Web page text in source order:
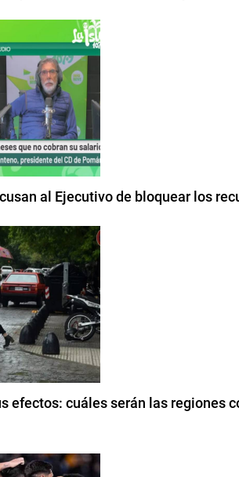
al Ejecutivo de bloquear los
efectos: cuáles serán las regiones